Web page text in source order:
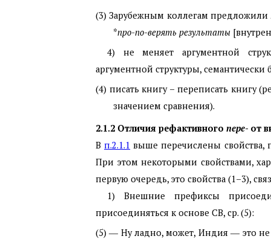
(3) Зарубежным коллегам предложили
*про-по-верять результаты
4)
не меняет аргументной
аргументной структуры,
(4) писать книгу – переписать книгу
значением сравнения).
2.1.2 Отличия рефактивного пере- от
Вп.2.1.1 выше перечислены
При этом некоторыми свойствами,
первую очередь, это свойства (1–3),
1) Внешние префиксы
присоединяться к основе СВ, ср. (5):
(5) ― Ну ладно, может, Индия ― это